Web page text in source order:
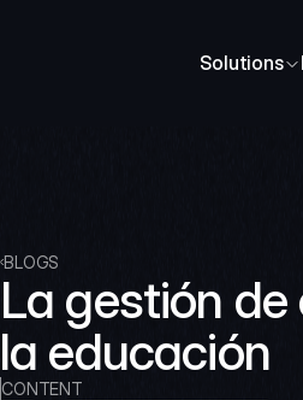
Solutions
BLOGS
La gestión
la educación
CONTENT